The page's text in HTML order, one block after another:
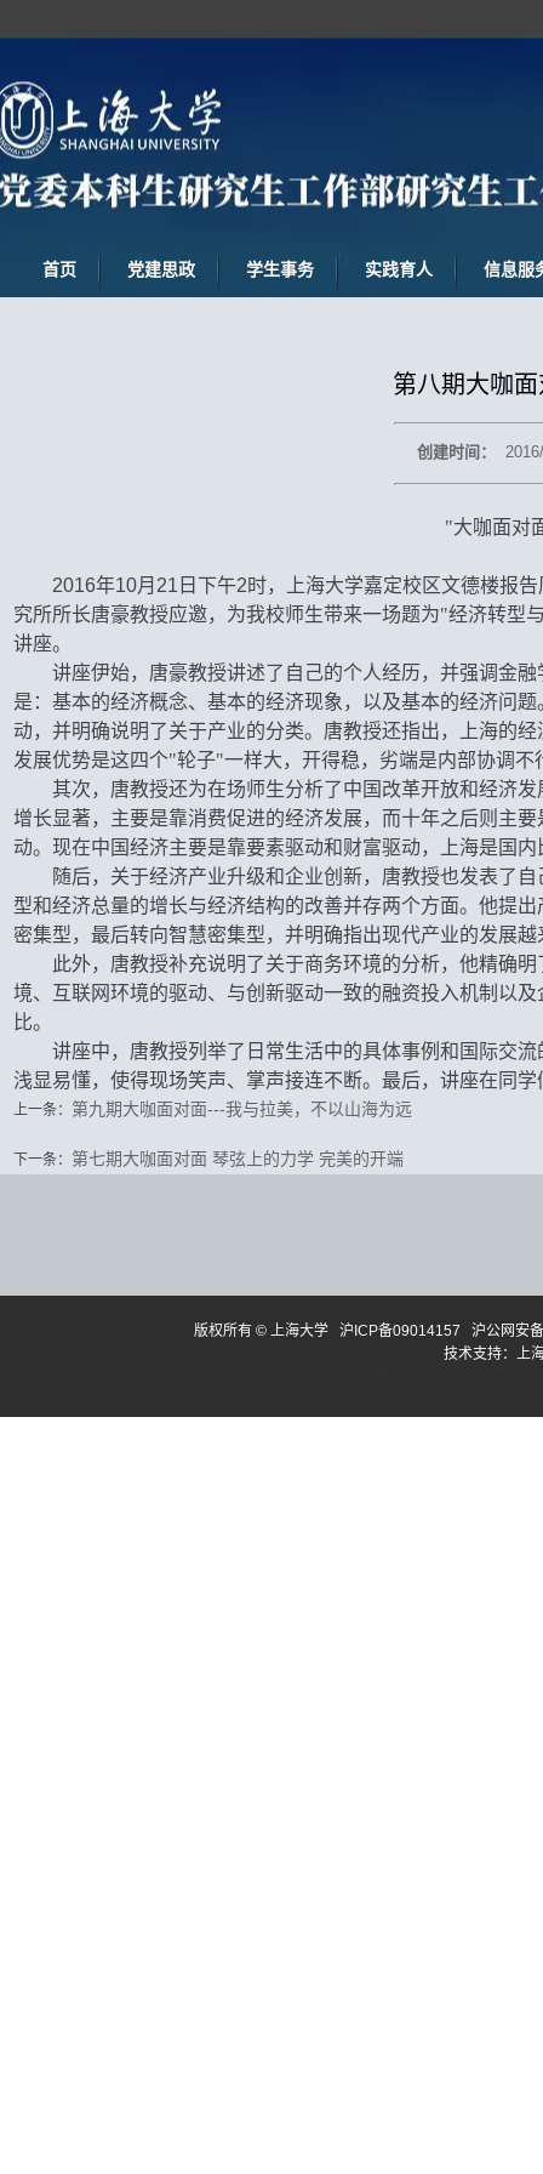
首页 党建思政 学生事务 实践育人 信息服
第八期大咖
创建时间：
"大咖面对
2016年10月 21 日下午2时，上海大学嘉定校区文德楼报
究所所长唐豪教授应邀，为我校师生带来一场题为"经济转型
讲座。
讲座伊始，唐豪教授讲述了自己的个人经历，并强调金
是：基本的经济概念、基本的经济现象，以及基本的经济问
动，并明确说明了关于产业的分类。唐教授还指出，上海的
发展优势是这四个"轮子"一样大，开得稳，劣端是内部协调不
其次，唐教授还为在场师生分析了中国改革开放和经济
增长显著，主要是靠消费促进的经济发展，而十年之后则主
动。现在中国经济主要是靠要素驱动和财富驱动，上海是国
随后，关于经济产业升级和企业创新，唐教授也发表了
型和经济总量的增长与经济结构的改善并存两个方面。他提
密集型，最后转向智慧密集型，并明确指出现代产业的发展
此外，唐教授补充说明了关于商务环境的分析，他精确
境、互联网环境的驱动、与创新驱动一致的融资投入机制以
比。
讲座中，唐教授列举了日常生活中的具体事例和国际交
浅显易懂，使得现场笑声、掌声接连不断。最后，讲座在同
上一条： 第九期大咖面对面---我与拉美，不以山海为远
下一条： 第七期大咖面对面 琴弦上的力学 完美的开端
版权所有 © 上海大学 沪ICP备09014157
沪公网安
技术支持：上